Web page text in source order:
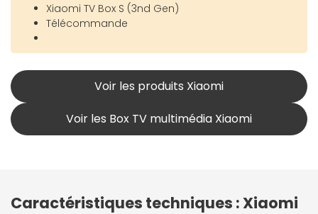
Xiaomi TV Box S (3nd Gen)
Télécommande
Voir les produits Xiaomi
Voir les Box TV multimédia Xiaomi
Caractéristiques techniques : Xiaomi